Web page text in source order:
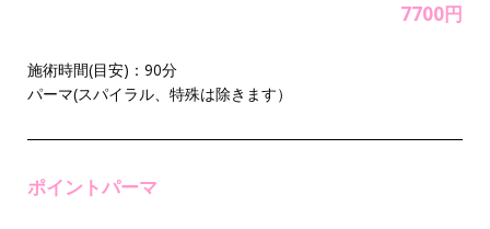
7700円
施術時間(目安)：90分
パーマ(スパイラル、特殊は除きます）
ポイントパーマ